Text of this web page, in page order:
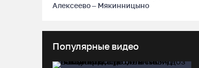
Алексеево – Мякинницыно
Популярные видео